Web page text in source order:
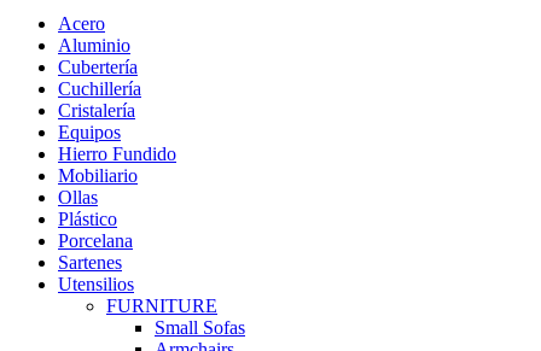
Acero
Aluminio
Cubertería
Cuchillería
Cristalería
Equipos
Hierro Fundido
Mobiliario
Ollas
Plástico
Porcelana
Sartenes
Utensilios
FURNITURE
Small Sofas